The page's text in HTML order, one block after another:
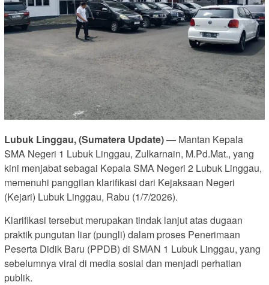
Lubuk Linggau, (Sumatera Update)— Mantan Kepala
SMA Negeri 1 Lubuk Linggau, Zulkarnain, M.Pd.Mat., yang
kini menjabat sebagai Kepala SMA Negeri 2 Lubuk Linggau,
memenuhi panggilan klarifikasi dari Kejaksaan Negeri
(Kejari) Lubuk Linggau, Rabu (1/7/2026).
Klarifikasi tersebut merupakan tindak lanjut atas dugaan
praktik pungutan liar (pungli) dalam proses Penerimaan
Peserta Didik Baru (PPDB) di SMAN 1 Lubuk Linggau, yang
sebelumnya viral di media sosial dan menjadi perhatian
publik.